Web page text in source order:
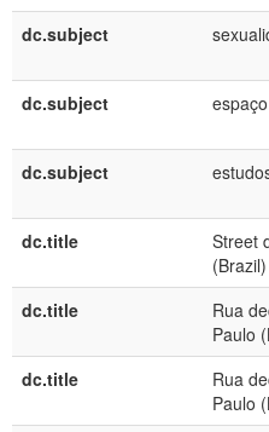
dc.subject
dc.subject
espaço
dc.subject
dc.title
Street
(Brazil)
dc.title
Rua
Paulo
dc.title
Rua
Paulo